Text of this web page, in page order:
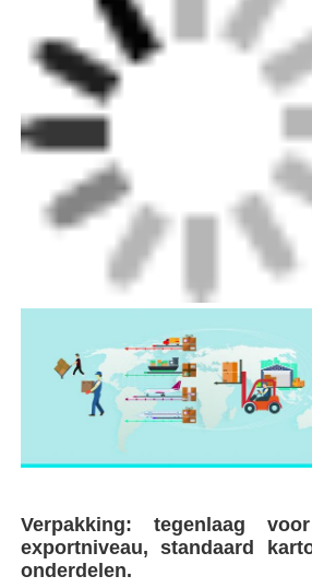
Verpakking: tegenlaag
exportniveau, standaard
onderdelen.